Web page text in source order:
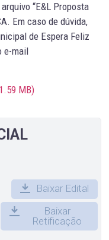
“E&L Proposta
Em caso de dúvida,
de Espera Feliz
e-mail
1.59 MB)
Baixar Edital
Baixar
Retificação